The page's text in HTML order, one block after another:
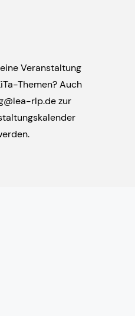
Veranstaltung
Themen? Auch
rlp.de zur